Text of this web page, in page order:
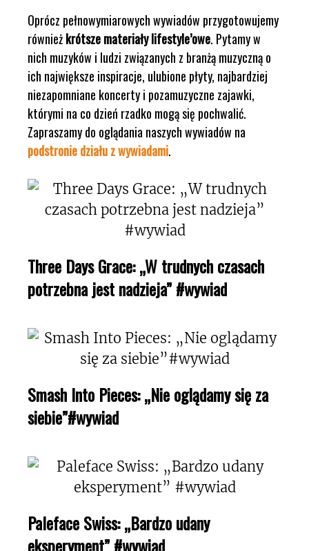
Oprócz pełnowymiarowych wywiadów przygotowujemy
równieżkrótsze materiały lifestyle’owe. Pytamy w
nich muzyków i ludzi związanych z branżą muzyczną o
ich największe inspiracje, ulubione płyty, najbardziej
niezapomniane koncerty i pozamuzyczne zajawki,
którymi na co dzień rzadko mogą się pochwalić.
Zapraszamy do oglądania naszych wywiadów na
podstronie działu z wywiadami.
Three Days Grace: „W trudnych czasach
potrzebna jest nadzieja” #wywiad
Smash Into Pieces: „Nie oglądamy się za
siebie”#wywiad
Paleface Swiss: „Bardzo udany
eksperyment” #wywiad